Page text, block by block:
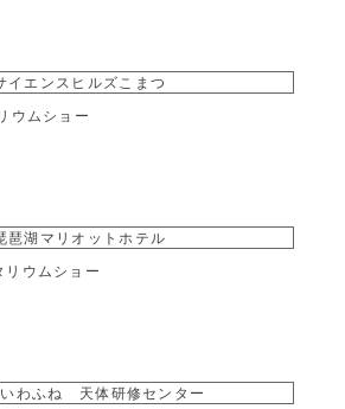
イエンスヒルズこまつ
ウムショー
琶湖マリオットホテル
リウムショー
わふね 天体研修センター